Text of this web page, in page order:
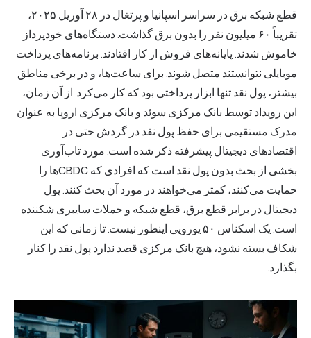
قطع شبکه برق در سراسر اسپانیا و پرتغال در ۲۸ آوریل ۲۰۲۵،
تقریباً ۶۰ میلیون نفر را بدون برق گذاشت. دستگاه‌های خودپرداز
خاموش شدند. پایانه‌های فروش از کار افتادند. برنامه‌های پرداخت
موبایلی نتوانستند متصل شوند. برای ساعت‌ها، و در برخی مناطق
بیشتر، پول نقد تنها ابزار پرداختی بود که کار می‌کرد. از آن زمان،
این رویداد توسط بانک مرکزی سوئد و بانک مرکزی اروپا به عنوان
مدرک مستقیمی برای حفظ پول نقد در گردش حتی در
اقتصادهای دیجیتال پیشرفته ذکر شده است. مورد تاب‌آوری
بخشی از بحث بدون پول نقد است که افرادی که CBDCها را
حمایت می‌کنند، کمتر می‌خواهند در مورد آن بحث کنند. پول
دیجیتال در برابر قطع برق، قطع شبکه و حملات سایبری شکننده
است. یک اسکناس ۵۰ یورویی اینطور نیست. تا زمانی که این
شکاف بسته نشود، هیچ بانک مرکزی قصد ندارد پول نقد را کنار
بگذارد.